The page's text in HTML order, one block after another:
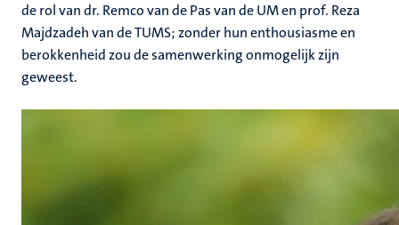
de rol van dr. Remco van de Pas van de UM en prof. Reza
Majdzadeh van de TUMS; zonder hun enthousiasme en
berokkenheid zou de samenwerking onmogelijk zijn
geweest.